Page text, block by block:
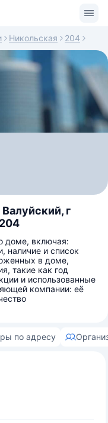
Никольская 204
г
доме, включая:
наличие и список
в доме,
такие как год
и использованные
компании: её
по адресу